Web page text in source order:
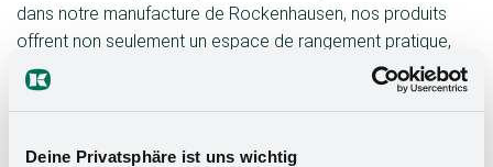
Deine Privatsphäre ist uns wichtig
dans notre manufacture de Rockenhausen, nos produits
offrent non seulement un espace de rangement pratique,
mais apportent également une touche de style à chaque
pièce de la maison.
Polyvalents et pratiques :que ce soit au bureau, dans la